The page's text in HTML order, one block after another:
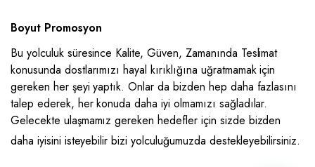
Boyut Promosyon
Bu yolculuk süresince Kalite, Güven, Zamanında Teslimat
konusunda dostlarımızı hayal kırıklığına uğratmamak için
gereken her şeyi yaptık. Onlar da bizden hep daha fazlasını
talep ederek, her konuda daha iyi olmamızı sağladılar.
Gelecekte ulaşmamız gereken hedefler için sizde bizden
daha iyisini isteyebilir bizi yolculuğumuzda destekleyebilirsiniz.